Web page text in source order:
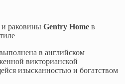
и раковины Gentry Home в
в английском
викторианской
изысканностью и богатством